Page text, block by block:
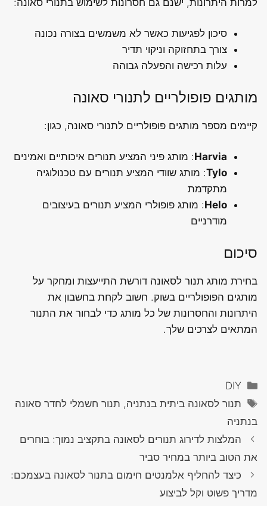
סיכון לפגיעות כאשר לא משמשים בצורה נכונה
צורך בתחזוקה וניקוי תדיר
עלות רכישה והפעלה גבוהה
מותגים פופולריים לתנורי סאונה
קיימים מספר מותגים פופולריים לתנורי סאונה, כגון:
Harvia: מותג פיני המציע תנורים איכותיים ואמינים
Tylo: מותג שוודי המציע תנורים עם טכנולוגיה
מתקדמת
Helo: מותג פופולרי המציע תנורים בעיצובים
מודרניים
סיכום
בחירת מותג תנור לסאונה דורשת התייעצות ומחקר על
מותגים הפופולריים בשוק. חשוב לקחת בחשבון את
היתרונות והחסרונות של כל מותג כדי לבחור את התנור
המתאים לצרכים שלך.
קטגוריות
DIY
תגיות
תנור לסאונה ביתית בנתניה, תנור חשמלי לחדר סאונה
בנתניה
המלצות לדירוג תנורים לסאונה בתקציב נמוך: בוחרים
את הטוב ביותר במחיר סביר
כיצד להחליף אלמנטים חימום בתנור לסאונה בעצמכם:
מדריך פשוט וקל לביצוע